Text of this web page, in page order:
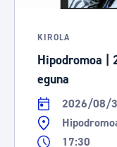
KIROLA
Hipodromoa |
eguna
2026/08/
17:30